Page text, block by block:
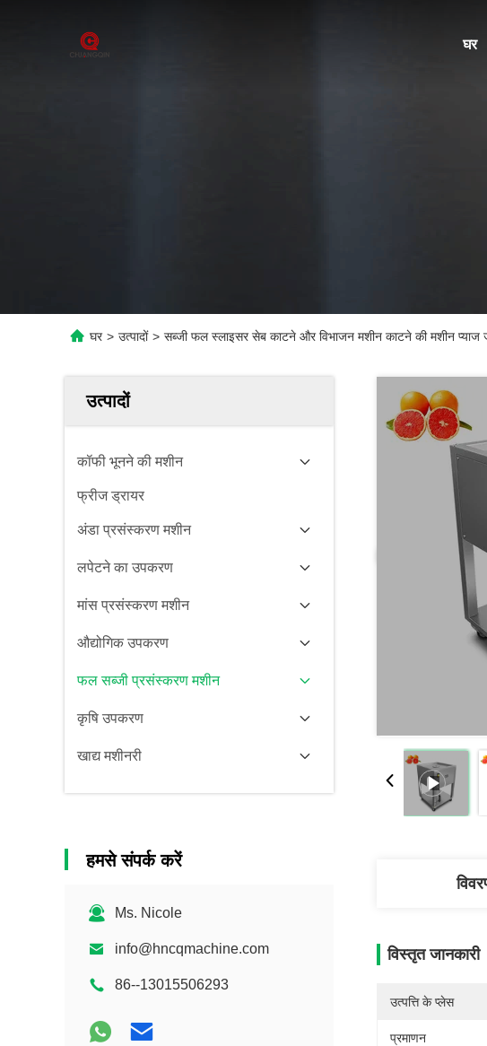
घर
घर > उत्पादों > सब्जी फल स्लाइसर सेब काटने और विभाजन मशीन काटने की मशीन
उत्पादों
कॉफी भूनने की मशीन
फ्रीज ड्रायर
अंडा प्रसंस्करण मशीन
लपेटने का उपकरण
मांस प्रसंस्करण मशीन
औद्योगिक उपकरण
फल सब्जी प्रसंस्करण मशीन
कृषि उपकरण
खाद्य मशीनरी
हमसे संपर्क करें
Ms. Nicole
info@hncqmachine.com
86--13015506293
विस्तृत जानकारी
उत्पत्ति के प्लेस
प्रमाणन